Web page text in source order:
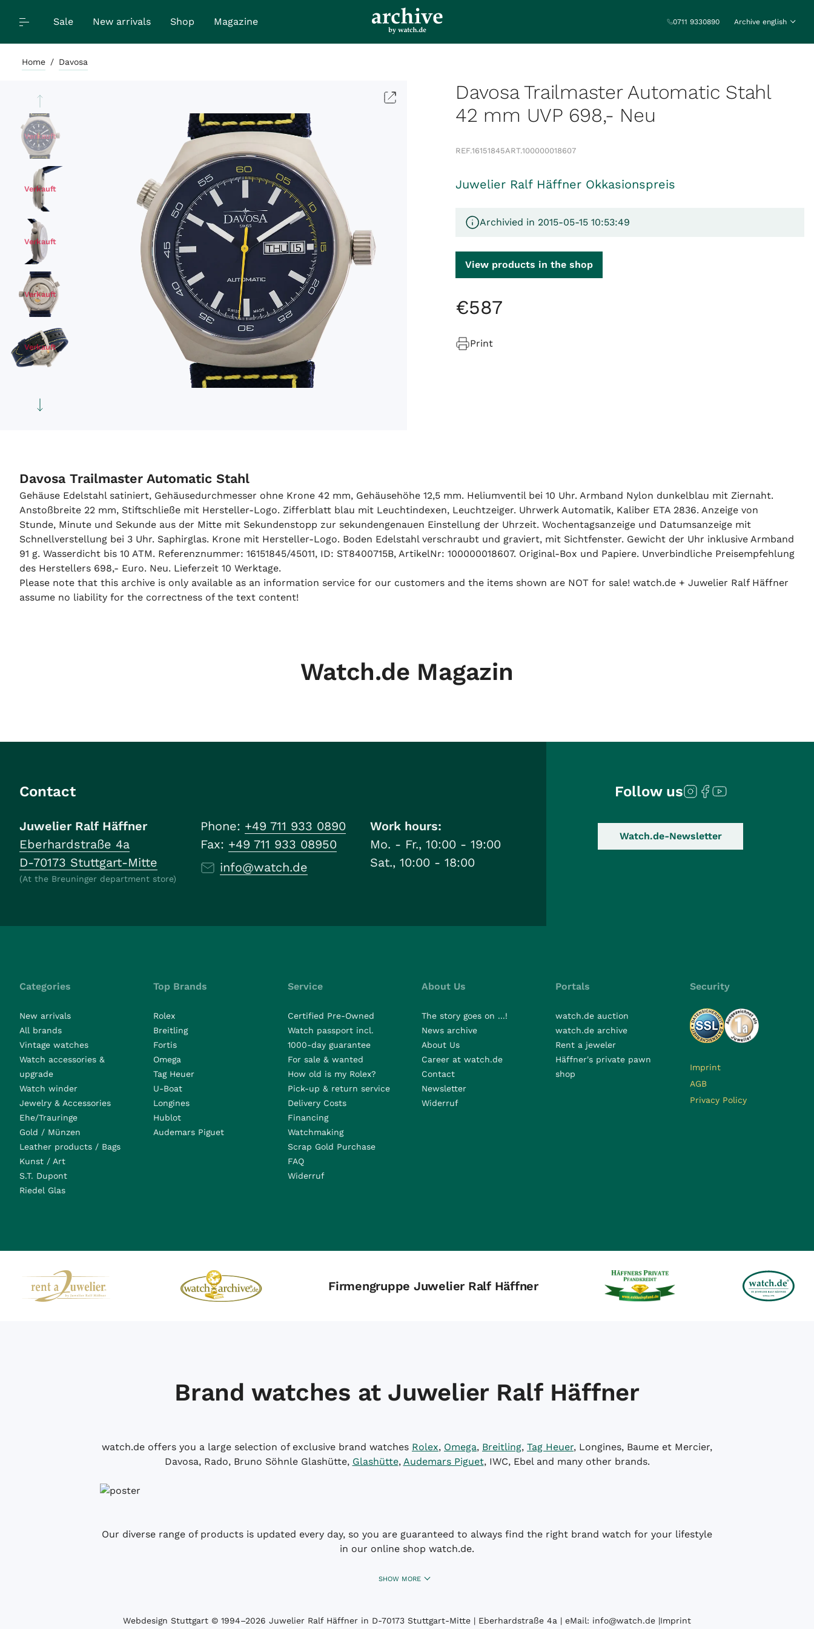
Sale New arrivals Shop Magazine 0711 9330890 Archive english
Home / Davosa
Davosa Trailmaster Automatic Stahl
42 mm UVP 698,- Neu
Verkauft
Verkauft
Verkauft
Verkauft
Verkauft
Verkauft
REF.16151845ART.100000018607
Juwelier Ralf Häffner Okkasionspreis
Archivied in 2015-05-15 10:53:49
View products in the shop
€587
Print
Davosa Trailmaster Automatic Stahl
Gehäuse Edelstahl satiniert, Gehäusedurchmesser ohne Krone 42 mm, Gehäusehöhe 12,5 mm. Heliumventil bei 10 Uhr. Armband Nylon dunkelblau mit Ziernaht.
Anstoßbreite 22 mm, Stiftschließe mit Hersteller-Logo. Zifferblatt blau mit Leuchtindexen, Leuchtzeiger. Uhrwerk Automatik, Kaliber ETA 2836. Anzeige von
Stunde, Minute und Sekunde aus der Mitte mit Sekundenstopp zur sekundengenauen Einstellung der Uhrzeit. Wochentagsanzeige und Datumsanzeige mit
Schnellverstellung bei 3 Uhr. Saphirglas. Krone mit Hersteller-Logo. Boden Edelstahl verschraubt und graviert, mit Sichtfenster. Gewicht der Uhr inklusive Armband
91 g. Wasserdicht bis 10 ATM. Referenznummer: 16151845/45011, ID: ST8400715B, ArtikelNr: 100000018607. Original-Box und Papiere. Unverbindliche Preisempfehlung
des Herstellers 698,- Euro. Neu. Lieferzeit 10 Werktage.
Please note that this archive is only available as an information service for our customers and the items shown are NOT for sale! watch.de + Juwelier Ralf Häffner
assume no liability for the correctness of the text content!
Watch.de Magazin
Contact
Juwelier Ralf Häffner
Eberhardstraße 4a
D-70173 Stuttgart-Mitte
(At the Breuninger department store)
Phone: +49 711 933 0890
Fax: +49 711 933 08950
info@watch.de
Work hours:
Mo. - Fr., 10:00 - 19:00
Sat., 10:00 - 18:00
Follow us
Watch.de-Newsletter
Categories
New arrivals
All brands
Vintage watches
Watch accessories &
upgrade
Watch winder
Jewelry & Accessories
Ehe/Trauringe
Gold / Münzen
Leather products / Bags
Kunst / Art
S.T. Dupont
Riedel Glas
Top Brands
Rolex
Breitling
Fortis
Omega
Tag Heuer
U-Boat
Longines
Hublot
Audemars Piguet
Service
Certified Pre-Owned
Watch passport incl.
1000-day guarantee
For sale & wanted
How old is my Rolex?
Pick-up & return service
Delivery Costs
Financing
Watchmaking
Scrap Gold Purchase
FAQ
Widerruf
About Us
The story goes on ...!
News archive
About Us
Career at watch.de
Contact
Newsletter
Widerruf
Portals
watch.de auction
watch.de archive
Rent a jeweler
Häffner's private pawn
shop
Security
Imprint
AGB
Privacy Policy
Firmengruppe Juwelier Ralf Häffner
Brand watches at Juwelier Ralf Häffner
watch.de offers you a large selection of exclusive brand watches Rolex, Omega, Breitling, Tag Heuer, Longines, Baume et Mercier,
Davosa, Rado, Bruno Söhnle Glashütte, Glashütte, Audemars Piguet, IWC, Ebel and many other brands.
Our diverse range of products is updated every day, so you are guaranteed to always find the right brand watch for your lifestyle
in our online shop watch.de.
SHOW MORE
Webdesign Stuttgart © 1994­–2026 Juwelier Ralf Häffner in D-70173 Stuttgart-Mitte | Eberhardstraße 4a | eMail: info@watch.de |Imprint